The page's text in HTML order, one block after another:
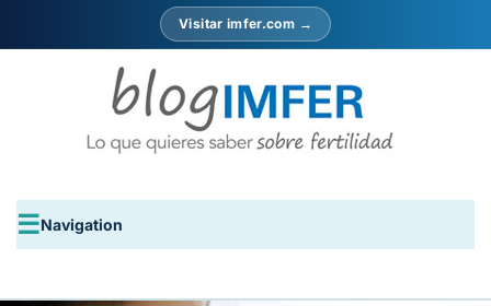
Visitar imfer.com →
Navigation